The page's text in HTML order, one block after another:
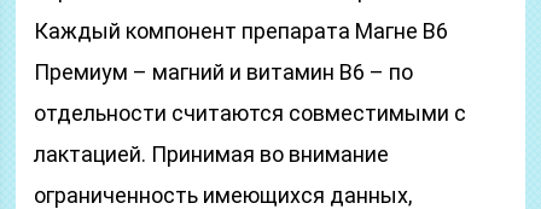
Каждый компонент препарата Магне B6
Премиум – магний и витамин B6 – по
отдельности считаются совместимыми с
лактацией. Принимая во внимание
ограниченность имеющихся данных,